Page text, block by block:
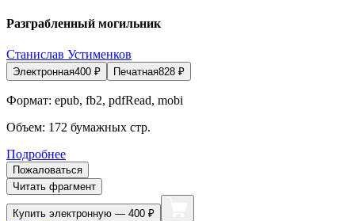
Разграбленный могильник
Станислав Устименков
Электронная400 ₽ Печатная828 ₽
Формат: epub, fb2, pdfRead, mobi
Объем: 172 бумажных стр.
Подробнее
Пожаловаться
Читать фрагмент
Купить электронную — 400 ₽